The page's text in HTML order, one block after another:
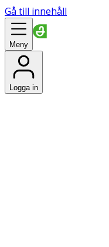
Gå till innehåll
Meny
Logga in